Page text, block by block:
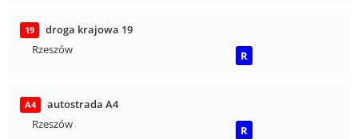
19
droga krajowa 19
Rzeszów
R
A4
autostrada A4
Rzeszów
R